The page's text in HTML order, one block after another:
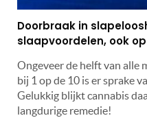
Doorbraak in
slaapvoordelen, ook
Ongeveer de helft van alle
bij 1 op de 10 is er sprake
Gelukkig blijkt cannabis
langdurige remedie!